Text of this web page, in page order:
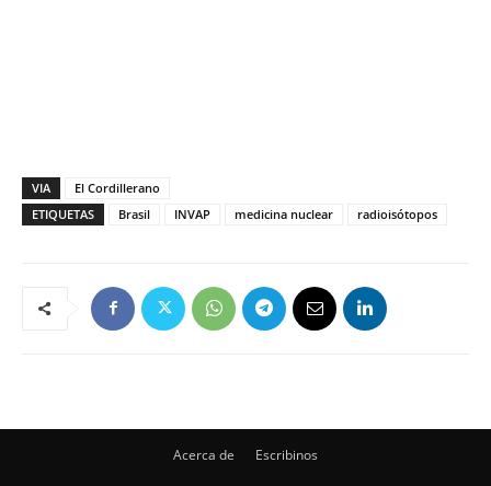
VIA
El Cordillerano
ETIQUETAS
Brasil INVAP medicina nuclear radioisótopos
Acerca de Escribinos